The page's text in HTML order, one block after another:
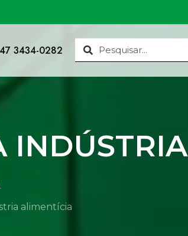
47 3434-0282
INDÚSTRIA
alimentícia